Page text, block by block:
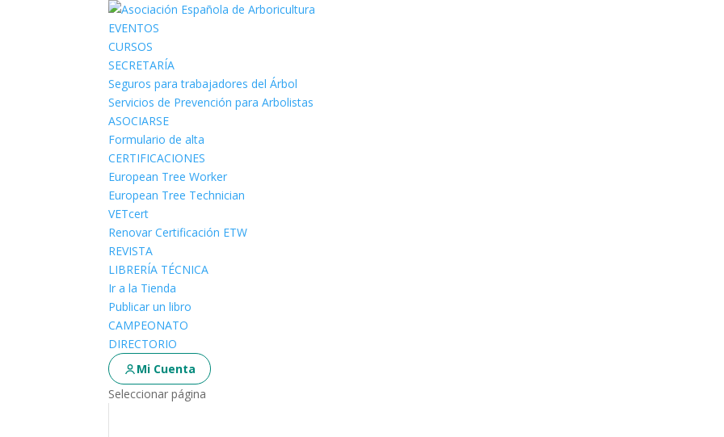
EVENTOS
CURSOS
SECRETARÍA
Seguros para trabajadores del Árbol
Servicios de Prevención para Arbolistas
ASOCIARSE
Formulario de alta
CERTIFICACIONES
European Tree Worker
European Tree Technician
VETcert
Renovar Certificación ETW
REVISTA
LIBRERÍA TÉCNICA
Ir a la Tienda
Publicar un libro
CAMPEONATO
DIRECTORIO
Mi Cuenta
Seleccionar página